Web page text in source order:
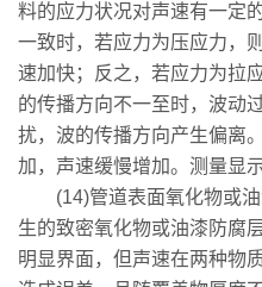
料的应力状况对声速有一定
一致时，若应力为压应力，
速加快；反之，若应力为拉
的传播方向不一至时，波动
扰，波的传播方向产生偏离
加，声速缓慢增加。测量显
(14)管道表面氧化物或油
生的致密氧化物或油漆防腐
明显界面，但声速在两种物